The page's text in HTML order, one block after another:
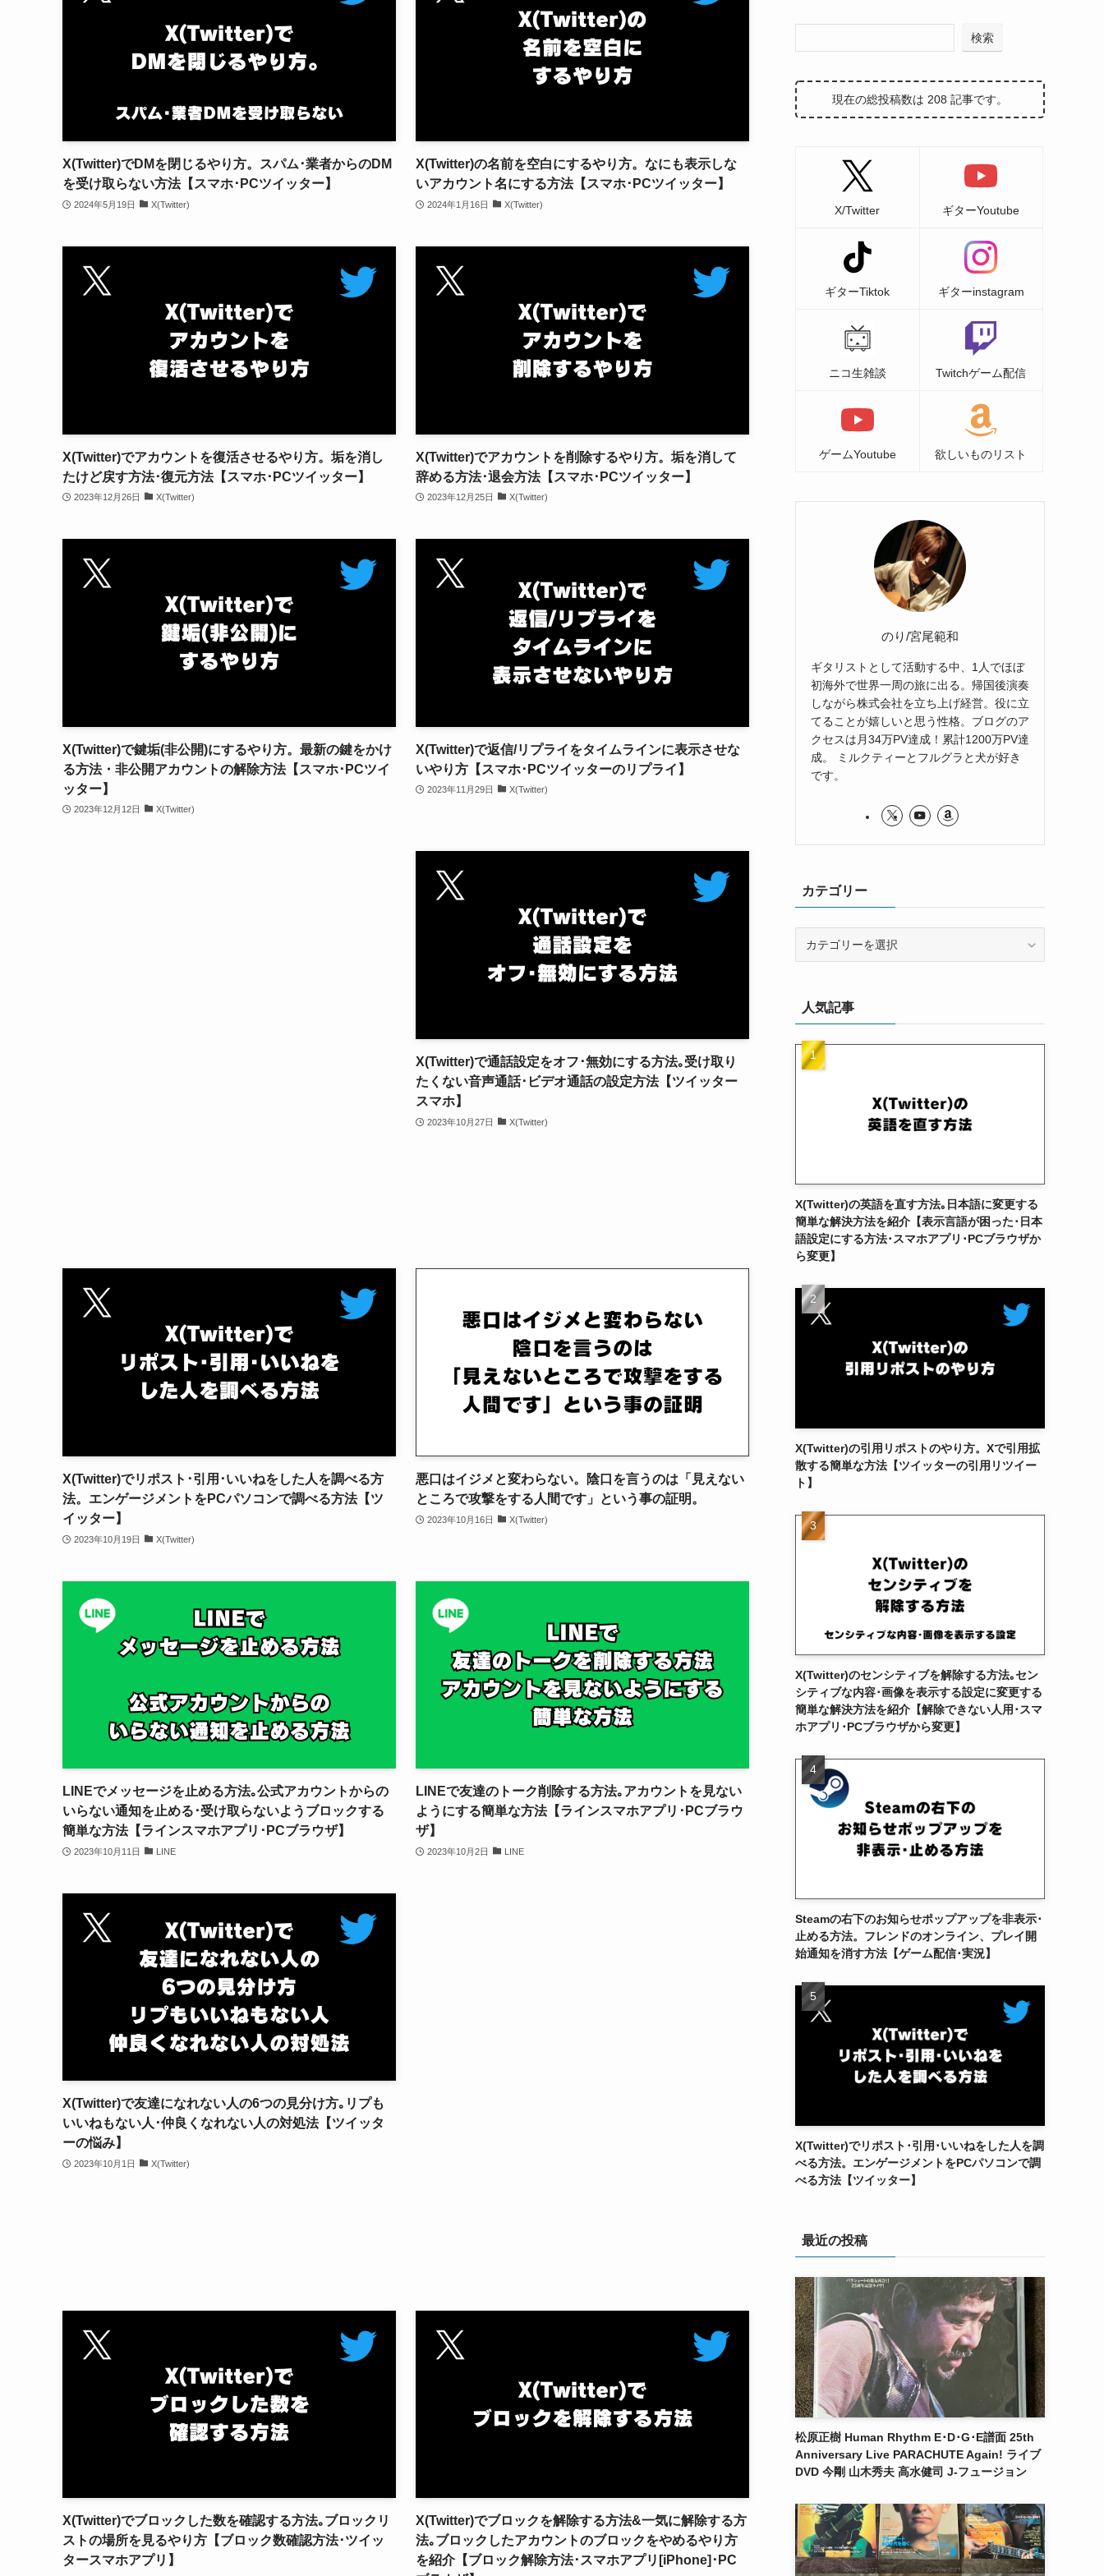
X(Twitter)でDMを閉じるやり方。スパム･業者からのDM
を受け取らない方法【スマホ･PCツイッター】
2024年5月19日 X(Twitter)
X(Twitter)の名前を空白にするやり方。なにも表示しな
いアカウント名にする方法【スマホ･PCツイッター】
2024年1月16日 X(Twitter)
X(Twitter)でアカウントを復活させるやり方。垢を消し
たけど戻す方法･復元方法【スマホ･PCツイッター】
2023年12月26日 X(Twitter)
X(Twitter)でアカウントを削除するやり方。垢を消して
辞める方法･退会方法【スマホ･PCツイッター】
2023年12月25日 X(Twitter)
X(Twitter)で鍵垢(非公開)にするやり方。最新の鍵をかけ
る方法・非公開アカウントの解除方法【スマホ･PCツイ
ッター】
2023年12月12日 X(Twitter)
X(Twitter)で返信/リプライをタイムラインに表示させな
いやり方【スマホ･PCツイッターのリプライ】
2023年11月29日 X(Twitter)
X(Twitter)で通話設定をオフ･無効にする方法｡受け取り
たくない音声通話･ビデオ通話の設定方法【ツイッター
スマホ】
2023年10月27日 X(Twitter)
X(Twitter)でリポスト･引用･いいねをした人を調べる方
法。エンゲージメントをPCパソコンで調べる方法【ツ
イッター】
2023年10月19日 X(Twitter)
悪口はイジメと変わらない。陰口を言うのは「見えない
ところで攻撃をする人間です」という事の証明。
2023年10月16日 X(Twitter)
LINEでメッセージを止める方法｡公式アカウントからの
いらない通知を止める･受け取らないようブロックする
簡単な方法【ラインスマホアプリ･PCブラウザ】
2023年10月11日 LINE
LINEで友達のトーク削除する方法｡アカウントを見ない
ようにする簡単な方法【ラインスマホアプリ･PCブラウ
ザ】
2023年10月2日 LINE
X(Twitter)で友達になれない人の6つの見分け方｡リプも
いいねもない人･仲良くなれない人の対処法【ツイッタ
ーの悩み】
2023年10月1日 X(Twitter)
X(Twitter)でブロックした数を確認する方法｡ブロックリ
ストの場所を見るやり方【ブロック数確認方法･ツイッ
タースマホアプリ】
X(Twitter)でブロックを解除する方法&一気に解除する方
法｡ブロックしたアカウントのブロックをやめるやり方
を紹介【ブロック解除方法･スマホアプリ[iPhone]･PC
検索
現在の総投稿数は 208 記事です。
X/Twitter ギターYoutube
ギターTiktok ギターinstagram
ニコ生雑談 Twitchゲーム配信
ゲームYoutube 欲しいものリスト
のり/宮尾範和
ギタリストとして活動する中、1人でほぼ
初海外で世界一周の旅に出る。帰国後演奏
しながら株式会社を立ち上げ経営。役に立
てることが嬉しいと思う性格。ブログのア
クセスは月34万PV達成！累計1200万PV達
成。 ミルクティーとフルグラと犬が好き
です。
カテゴリー
ー人気記事
X(Twitter)の英語を直す方法｡日本語に変更する
簡単な解決方法を紹介【表示言語が困った･日本
語設定にする方法･スマホアプリ･PCブラウザか
ら変更】
X(Twitter)の引用リポストのやり方。Xで引用拡
散する簡単な方法【ツイッターの引用リツイー
ト】
X(Twitter)のセンシティブを解除する方法｡セン
シティブな内容･画像を表示する設定に変更する
簡単な解決方法を紹介【解除できない人用･スマ
ホアプリ･PCブラウザから変更】
Steamの右下のお知らせポップアップを非表示･
止める方法。フレンドのオンライン、プレイ開
始通知を消す方法【ゲーム配信･実況】
X(Twitter)でリポスト･引用･いいねをした人を調
べる方法。エンゲージメントをPCパソコンで調
べる方法【ツイッター】
最近の投稿
松原正樹 Human Rhythm E･D･G･E譜面 25th
Anniversary Live PARACHUTE Again! ライブ
DVD 今剛 山木秀夫 高水健司 J-フュージョン